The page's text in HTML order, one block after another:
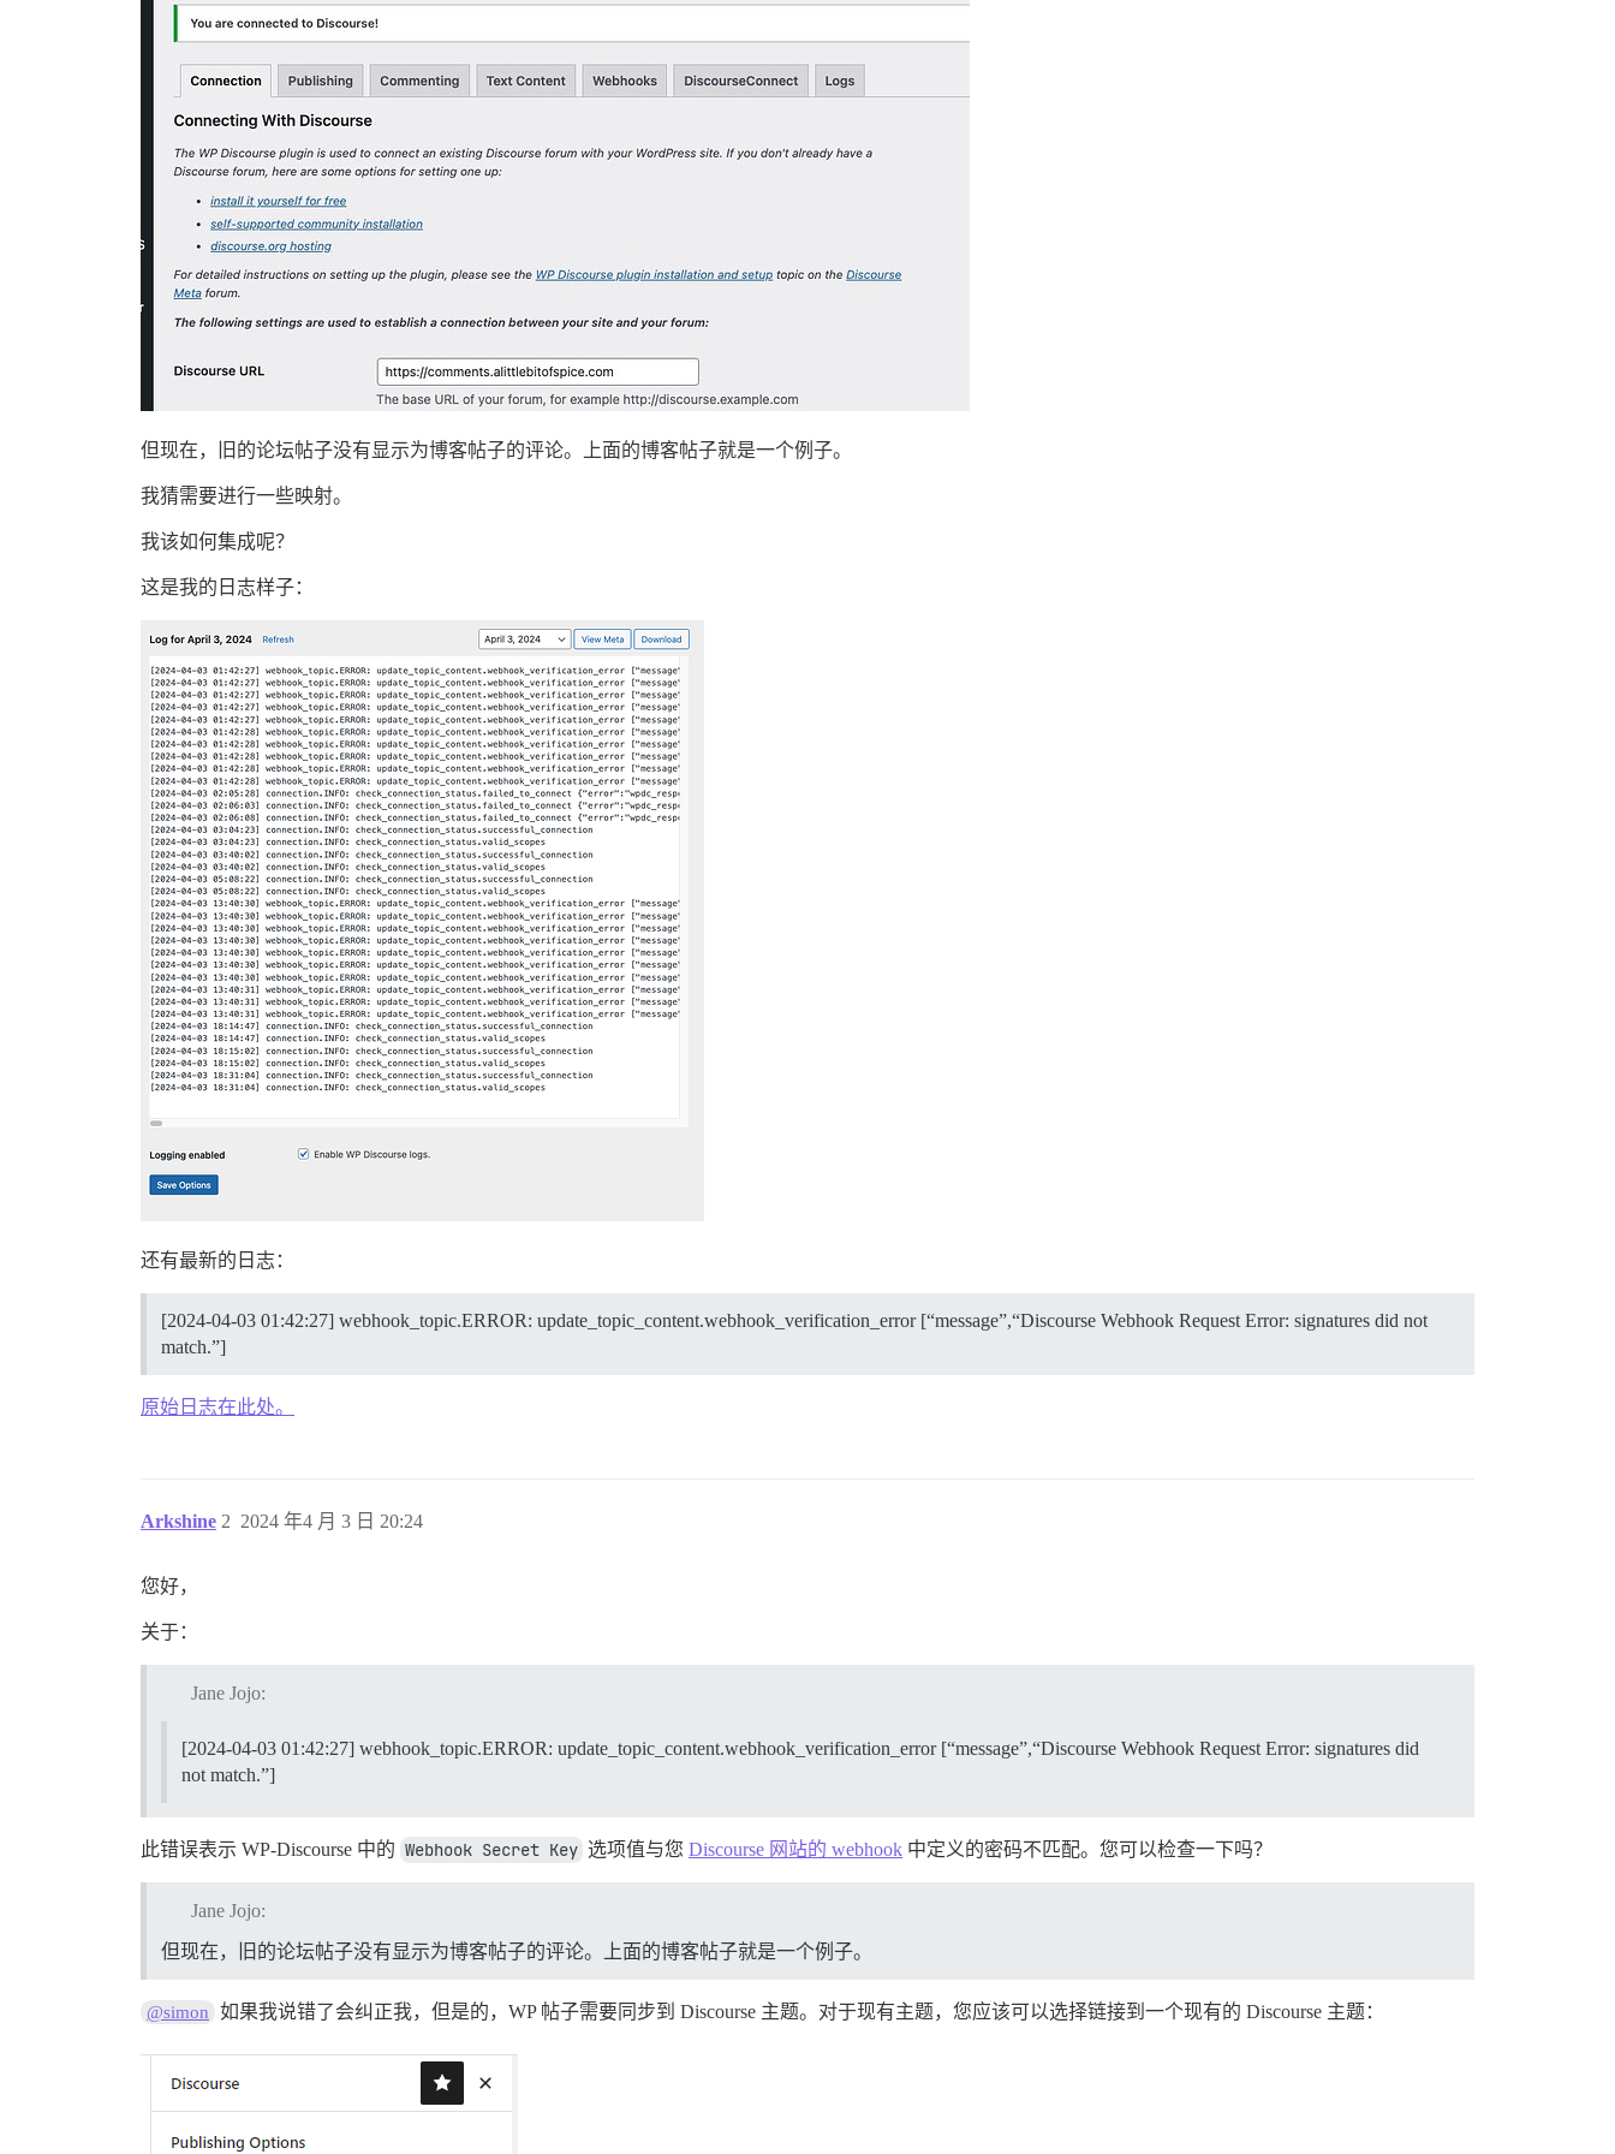
但现在，旧的论坛帖子没有显示为博客帖子的评论。上面的博客帖子就是一个例子。
我猜需要进行一些映射。
我该如何集成呢？
这是我的日志样子：
还有最新的日志：
[2024-04-03 01:42:27] webhook_topic.ERROR: update_topic_content.webhook_verification_error [“message”,“Discourse Webhook Request Error: signatures did not
match.”]
原始日志在此处。
Arkshine 2024 年4 月 3 日 20:24
2
您好，
关于：
Jane Jojo:
[2024-04-03 01:42:27] webhook_topic.ERROR: update_topic_content.webhook_verification_error [“message”,“Discourse Webhook Request Error: signatures did
not match.”]
此错误表示 WP-Discourse 中的 Webhook Secret Key 选项值与您 Discourse 网站的 webhook 中定义的密码不匹配。您可以检查一下吗？
Jane Jojo:
但现在，旧的论坛帖子没有显示为博客帖子的评论。上面的博客帖子就是一个例子。
@simon 如果我说错了会纠正我，但是的，WP 帖子需要同步到 Discourse 主题。对于现有主题，您应该可以选择链接到一个现有的 Discourse 主题：